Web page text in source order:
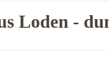
Loden -